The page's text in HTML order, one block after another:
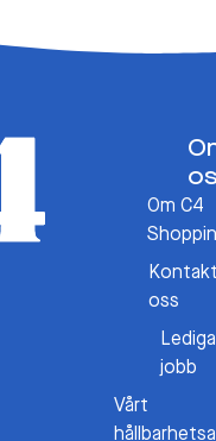
Om C4
oss
Lediga
jobb
Vårt